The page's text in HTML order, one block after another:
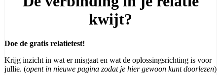
kwijt?
Doe de gratis relatietest!
Krijg inzicht in wat er misgaat en wat de oplossingsrichting is voor
jullie. (opent in nieuwe pagina zodat je hier gewoon kunt doorlezen)